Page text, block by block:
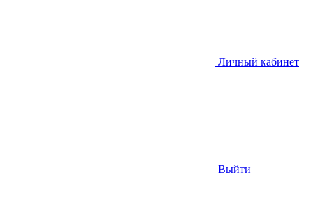
Личный кабинет
Выйти